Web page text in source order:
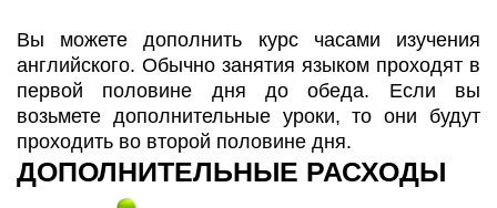
Вы можете дополнить курс часами изучения
английского. Обычно занятия языком проходят в
первой половине дня до обеда. Если вы
возьмете дополнительные уроки, то они будут
проходить во второй половине дня.
ДОПОЛНИТЕЛЬНЫЕ РАСХОДЫ